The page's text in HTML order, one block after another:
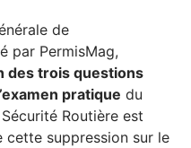
de
par PermisMag,
des trois questions
pratique du
Routière est
cette suppression sur le